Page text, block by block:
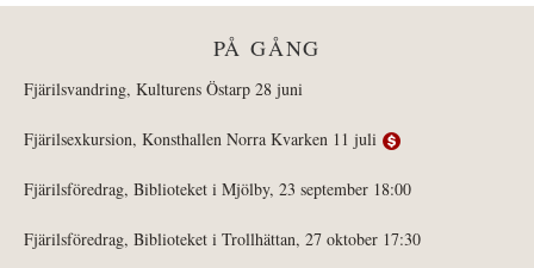
PÅ GÅNG
Fjärilsvandring, Kulturens Östarp 28 juni
Fjärilsexkursion, Konsthallen Norra Kvarken 11 juli
Fjärilsföredrag, Biblioteket i Mjölby, 23 september 18:00
Fjärilsföredrag, Biblioteket i Trollhättan, 27 oktober 17:30